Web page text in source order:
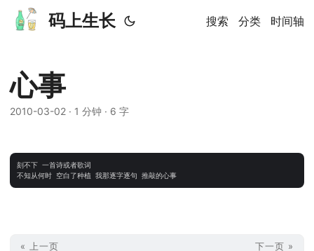
码上生长 搜索 分类 时间轴
心事
2010-03-02 · 1 分钟 · 6 字
刻不下 一首诗或者歌词
« 上一页 下一页 »